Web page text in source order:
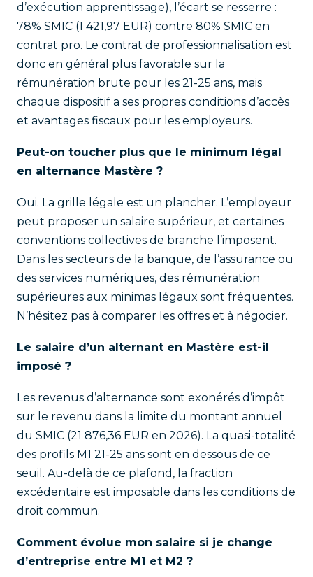
d’exécution apprentissage), l’écart se resserre :
78% SMIC (1 421,97 EUR) contre 80% SMIC en
contrat pro. Le contrat de professionnalisation est
donc en général plus favorable sur la
rémunération brute pour les 21-25 ans, mais
chaque dispositif a ses propres conditions d’accès
et avantages fiscaux pour les employeurs.
Peut-on toucher plus que le minimum légal
en alternance Mastère ?
Oui. La grille légale est un plancher. L’employeur
peut proposer un salaire supérieur, et certaines
conventions collectives de branche l’imposent.
Dans les secteurs de la banque, de l’assurance ou
des services numériques, des rémunération
supérieures aux minimas légaux sont fréquentes.
N’hésitez pas à comparer les offres et à négocier.
Le salaire d’un alternant en Mastère est-il
imposé ?
Les revenus d’alternance sont exonérés d’impôt
sur le revenu dans la limite du montant annuel
du SMIC (21 876,36 EUR en 2026). La quasi-totalité
des profils M1 21-25 ans sont en dessous de ce
seuil. Au-delà de ce plafond, la fraction
excédentaire est imposable dans les conditions de
droit commun.
Comment évolue mon salaire si je change
d’entreprise entre M1 et M2 ?